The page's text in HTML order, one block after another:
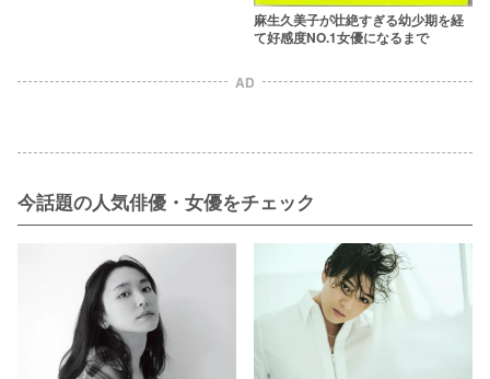
麻生久美子が壮絶すぎる幼少期を経
て好感度NO.1女優になるまで
AD
今話題の人気俳優・女優をチェック